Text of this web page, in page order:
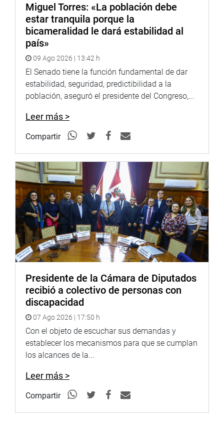
Campos, destacó que el primero en darse cuenta de que
en el Congreso reside la soberanía del país fue el general
don José de San Martín.
Hernando Guerra García (FP)
En otro momento, destacó la democracia que reside en el
Congreso y que en el aniversario de esta importante
institución “no se puede proponer o insinuar estar en
contra de lo que ya decidió el pueblo soberano en las
urnas y en nuestra representación”.
“Hoy nos miran en la calle y la gente se acerca y dice por
primera vez o en mucho tiempo, confiamos en ustedes.
Hagámonos dignos de esa confianza”, finalizó.
En representación de Acción Popular, el vocero Carlos
Zeballos Madariaga puso énfasis en la necesidad de
trabajar en unidad para sacar adelante el país.
Miguel Torres: «La población debe
estar tranquila porque la
bicameralidad le dará estabilidad al
país»
09 Ago 2026 | 13:42 h
El Senado tiene la función fundamental de dar
estabilidad, seguridad, predictibilidad a la
población, aseguró el presidente del Congreso,...
Leer más >
Compartir
Presidente de la Cámara de Diputados
recibió a colectivo de personas con
discapacidad
07 Ago 2026 | 17:50 h
Con el objeto de escuchar sus demandas y
establecer los mecanismos para que se cumplan
los alcances de la...
Leer más >
Compartir